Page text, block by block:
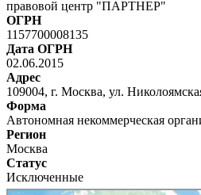
правовой центр "ПАРТНЕР"
ОГРН
1157700008135
Дата ОГРН
02.06.2015
Адрес
109004, г. Москва, ул.
Форма
Автономная некоммерческая
Регион
Москва
Статус
Исключенные